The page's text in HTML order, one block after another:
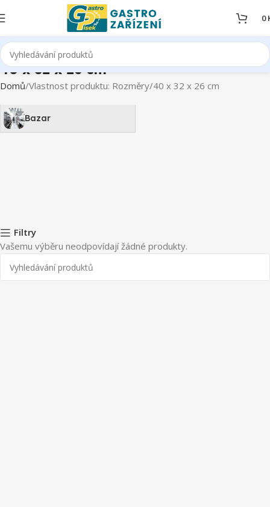
0
40 x 32 x 26 cm
Domů Vlastnost produktu: Rozměry 40 x 32 x 26 cm
Bazar
Filtry
Vašemu výběru neodpovídají žádné produkty.